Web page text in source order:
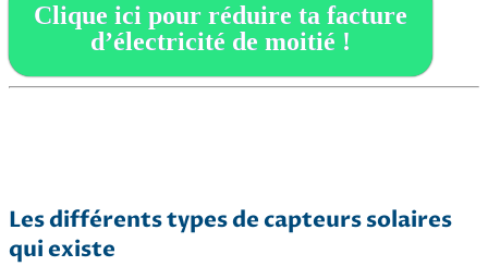
Clique ici pour réduire ta facture
d’électricité de moitié !
Les différents types de capteurs solaires
qui existe